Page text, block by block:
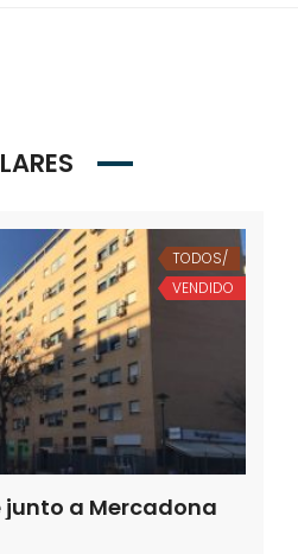
TODOS/
VENDIDO
junto a Mercadona